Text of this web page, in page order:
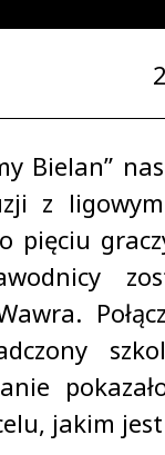
Bielan”
z
pięciu
jakim